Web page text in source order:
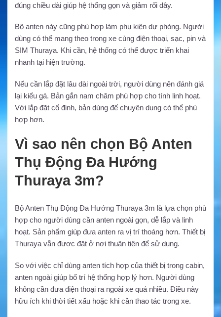
đúng chiều dài giúp hệ thống gọn và giảm rối dây.
Bộ anten này cũng phù hợp làm phụ kiện dự phòng. Người
dùng có thể mang theo trong xe cùng điện thoại, sạc, pin và
SIM Thuraya. Khi cần, hệ thống có thể được triển khai
nhanh tại hiện trường.
Nếu cần lắp đặt lâu dài ngoài trời, người dùng nên đánh giá
lại kiểu gá. Bản gắn nam châm phù hợp cho tính linh hoạt.
Với lắp đặt cố định, bản dùng đế chuyên dụng có thể phù
hợp hơn.
Vì sao nên chọn Bộ Anten
Thụ Động Đa Hướng
Thuraya 3m?
Bộ Anten Thụ Động Đa Hướng Thuraya 3m là lựa chọn phù
hợp cho người dùng cần anten ngoài gọn, dễ lắp và linh
hoạt. Sản phẩm giúp đưa anten ra vị trí thoáng hơn. Thiết bị
Thuraya vẫn được đặt ở nơi thuận tiện để sử dụng.
So với việc chỉ dùng anten tích hợp của thiết bị trong cabin,
anten ngoài giúp bố trí hệ thống hợp lý hơn. Người dùng
không cần đưa điện thoại ra ngoài xe quá nhiều. Điều này
hữu ích khi thời tiết xấu hoặc khi cần thao tác trong xe.